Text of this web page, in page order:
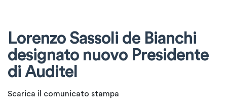
Lorenzo Sassoli de Bianchi
designato nuovo Presidente
di Auditel
Scarica il comunicato stampa